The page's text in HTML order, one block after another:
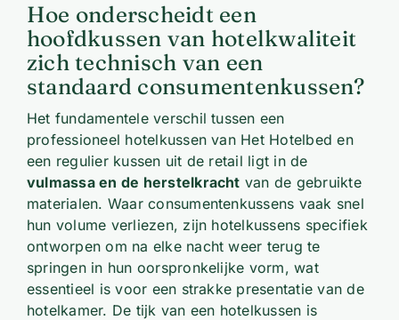
Hoe onderscheidt een
hoofdkussen van hotelkwaliteit
zich technisch van een
standaard consumentenkussen?
Het fundamentele verschil tussen een
professioneel hotelkussen van Het Hotelbed en
een regulier kussen uit de retail ligt in de
vulmassa en de herstelkracht van de gebruikte
materialen. Waar consumentenkussens vaak snel
hun volume verliezen, zijn hotelkussens specifiek
ontworpen om na elke nacht weer terug te
springen in hun oorspronkelijke vorm, wat
essentieel is voor een strakke presentatie van de
hotelkamer. De tijk van een hotelkussen is